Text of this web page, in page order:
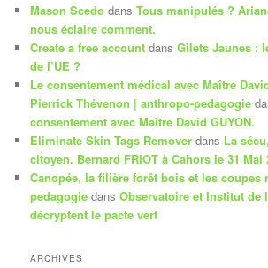
Mason Scedo dansTous manipulés ?
nous éclaire comment.
Create a free account dansGilets Jaunes :
de l’UE ?
Le consentement médical avec Maître
Pierrick Thévenon | anthropo-pedagogie
consentement avec Maître David GUYON.
Eliminate Skin Tags Remover dans La
citoyen. Bernard FRIOT à Cahors le 31 Mai
Canopée, la filière forêt bois et les coupes
pedagogie dansObservatoire et Institut de
décryptent le pacte vert
ARCHIVES